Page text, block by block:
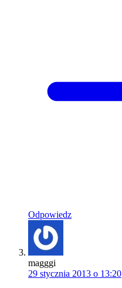
Odpowiedz
magggi
29 stycznia 2013 o 13:20